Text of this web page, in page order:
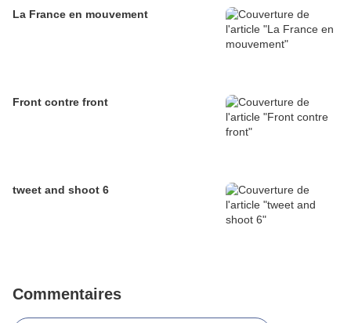
La France en mouvement
Front contre front
tweet and shoot 6
Commentaires